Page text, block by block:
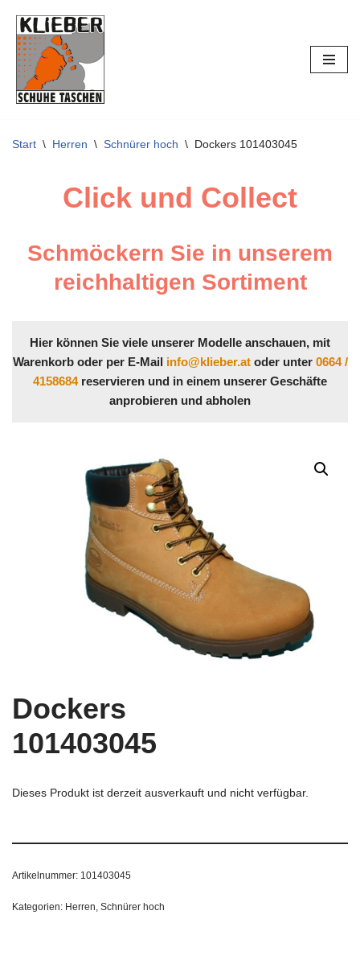
Zum
Inhalt
springen
Start \ Herren \ Schnürer hoch \ Dockers 101403045
Click und Collect
Schmöckern Sie in unserem
reichhaltigen Sortiment
Hier können Sie viele unserer Modelle anschauen, mit
Warenkorb oder per E-Mail info@klieber.atoder unter 0664 /
4158684reservieren und in einem unserer Geschäfte
anprobieren und abholen
Dockers
101403045
Dieses Produkt ist derzeit ausverkauft und nicht verfügbar.
Artikelnummer: 101403045
Kategorien: Herren Schnürer hoch